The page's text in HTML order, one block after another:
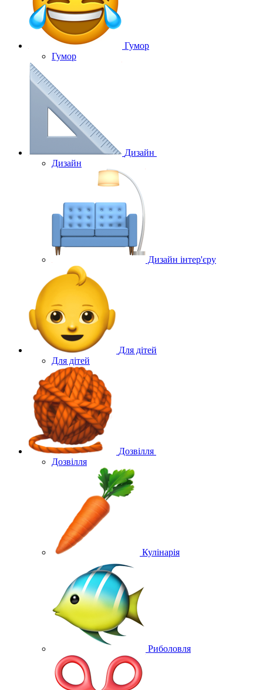
Гумор
Гумор
Дизайн
Дизайн
Дизайн інтер'єру
Для дітей
Для дітей
Дозвілля
Дозвілля
Кулінарія
Риболовля